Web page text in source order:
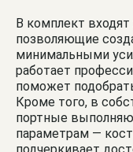
В комплект
позволяющие
минимальными
работает
поможет
Кроме того, в
портные
параметрам —